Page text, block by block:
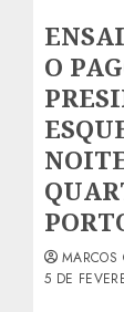
O
MARCOS
5 DE